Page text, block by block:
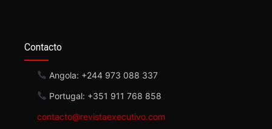
Contacto
Angola: +244 973 088 337
Portugal: +351 911 768 858
contacto@revistaexecutivo.com